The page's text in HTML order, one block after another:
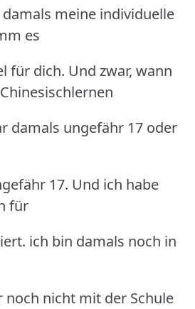
meine individuelle
es
für dich. Und zwar, wann
damals ungefähr 17 oder
17. Und ich habe
für
ich bin damals noch in
noch nicht mit der Schule